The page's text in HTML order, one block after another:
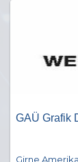
GAÜ Grafik
Girne